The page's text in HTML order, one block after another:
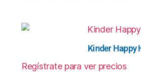
Kinder Happy
Regístrate para ver precios